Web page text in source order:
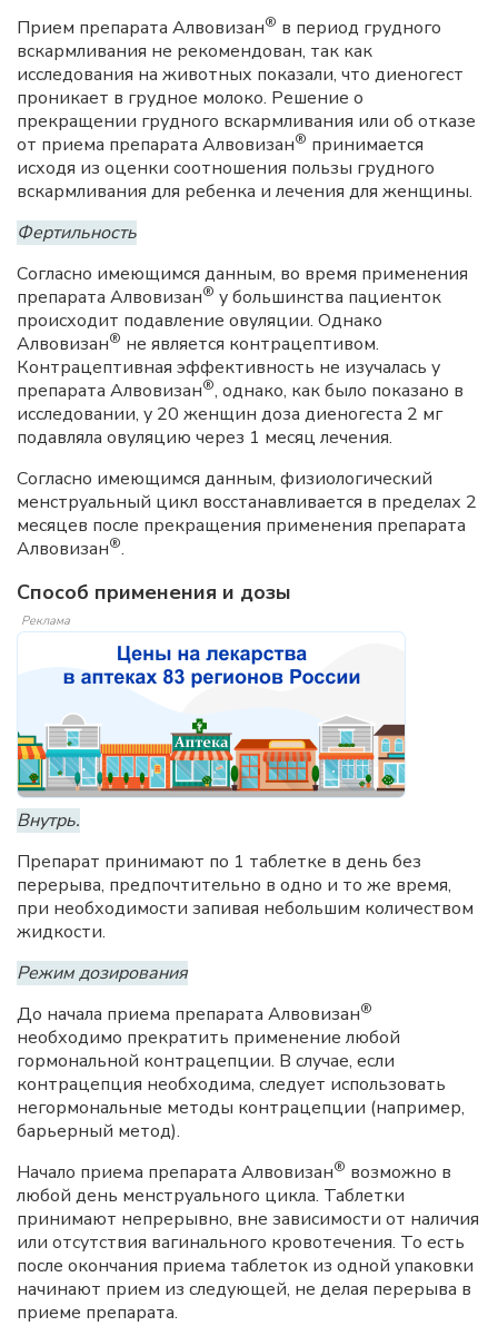
Прием препарата Алвовизан® в период грудного
вскармливания не рекомендован, так как
исследования на животных показали, что диеногест
проникает в грудное молоко. Решение о
прекращении грудного вскармливания или об отказе
от приема препарата Алвовизан® принимается
исходя из оценки соотношения пользы грудного
вскармливания для ребенка и лечения для женщины.
Фертильность
Согласно имеющимся данным, во время применения
препарата Алвовизан® у большинства пациенток
происходит подавление овуляции. Однако
Алвовизан® не является контрацептивом.
Контрацептивная эффективность не изучалась у
препарата Алвовизан®, однако, как было показано в
исследовании, у 20 женщин доза диеногеста 2 мг
подавляла овуляцию через 1 месяц лечения.
Согласно имеющимся данным, физиологический
менструальный цикл восстанавливается в пределах 2
месяцев после прекращения применения препарата
Алвовизан®.
Способ применения и дозы
Реклама
Внутрь.
Препарат принимают по 1 таблетке в день без
перерыва, предпочтительно в одно и то же время,
при необходимости запивая небольшим количеством
жидкости.
Режим дозирования
До начала приема препарата Алвовизан®
необходимо прекратить применение любой
гормональной контрацепции. В случае, если
контрацепция необходима, следует использовать
негормональные методы контрацепции (например,
барьерный метод).
Начало приема препарата Алвовизан® возможно в
любой день менструального цикла. Таблетки
принимают непрерывно, вне зависимости от наличия
или отсутствия вагинального кровотечения. То есть
после окончания приема таблеток из одной упаковки
начинают прием из следующей, не делая перерыва в
приеме препарата.